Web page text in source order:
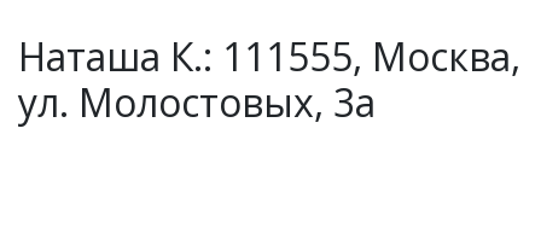
Наташа К.: 111555, Москва,
ул. Молостовых, 3а